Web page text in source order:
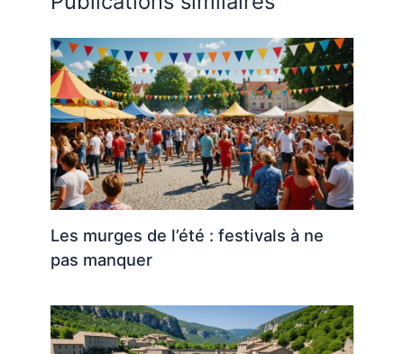
Les murges de l’été : festivals à ne
pas manquer